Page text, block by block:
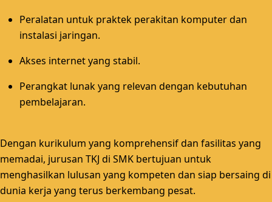
Peralatan untuk praktek perakitan komputer dan
instalasi jaringan.
Akses internet yang stabil.
Perangkat lunak yang relevan dengan kebutuhan
pembelajaran.
Dengan kurikulum yang komprehensif dan fasilitas yang
memadai, jurusan TKJ di SMK bertujuan untuk
menghasilkan lulusan yang kompeten dan siap bersaing di
dunia kerja yang terus berkembang pesat.